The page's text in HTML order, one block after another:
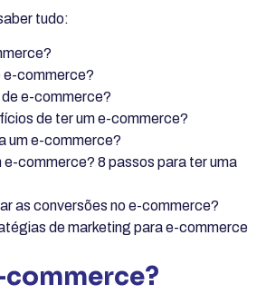
tudo:
e-commerce?
e-commerce?
de ter um e-commerce?
um e-commerce?
e-commerce? 8 passos para ter uma
as conversões no e-commerce?
de marketing para e-commerce
commerce?